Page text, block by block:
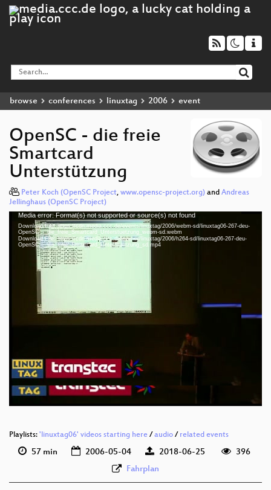
browse conferences linuxtag 2006 event
OpenSC - die freie
Smartcard
Unterstützung
Peter Koch (OpenSC Project, www.opensc-project.org) and Andreas
Jellinghaus (OpenSC Project)
Video
Player
Media error: Format(s) not supported or source(s) not found
Download File: https://cdn.media.ccc.de/events/linuxtag/2006/webm-sd/linuxtag06-267-deu-
OpenSC_-_die_freie_Smartcard_Unterstuetzung_webm-sd.webm
Download File: https://cdn.media.ccc.de/events/linuxtag/2006/h264-sd/linuxtag06-267-deu-
OpenSC_-_die_freie_Smartcard_Unterstuetzung_sd.mp4
deu 576p (webm)
Playlists: 'linuxtag06' videos starting here / audio / related events
57 min 2006-05-04 2018-06-25
396
Fahrplan